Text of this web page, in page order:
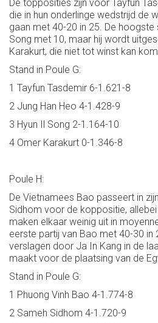
De topposities zijn voor Tayfun
die in hun onderlinge wedstrijd de
gaan met 40-20 in 25. De hoogste
Song met 10, maar hij wordt
Karakurt, die niet tot winst kan
Stand in Poule G:
1 Tayfun Tasdemir 6-1.621-8
2 Jung Han Heo 4-1.428-9
3 Hyun Il Song 2-1.164-10
4 Omer Karakurt 0-1.346-8
Poule H:
De Vietnamees Bao passeert in
Sidhom voor de koppositie,
maken elkaar weinig uit in
eerste partij van Bao met 40-30 in
verslagen door Ja In Kang in de
maakt voor de plaatsing van de
Stand in Poule G:
1 Phuong Vinh Bao 4-1.774-8
2 Sameh Sidhom 4-1.720-9